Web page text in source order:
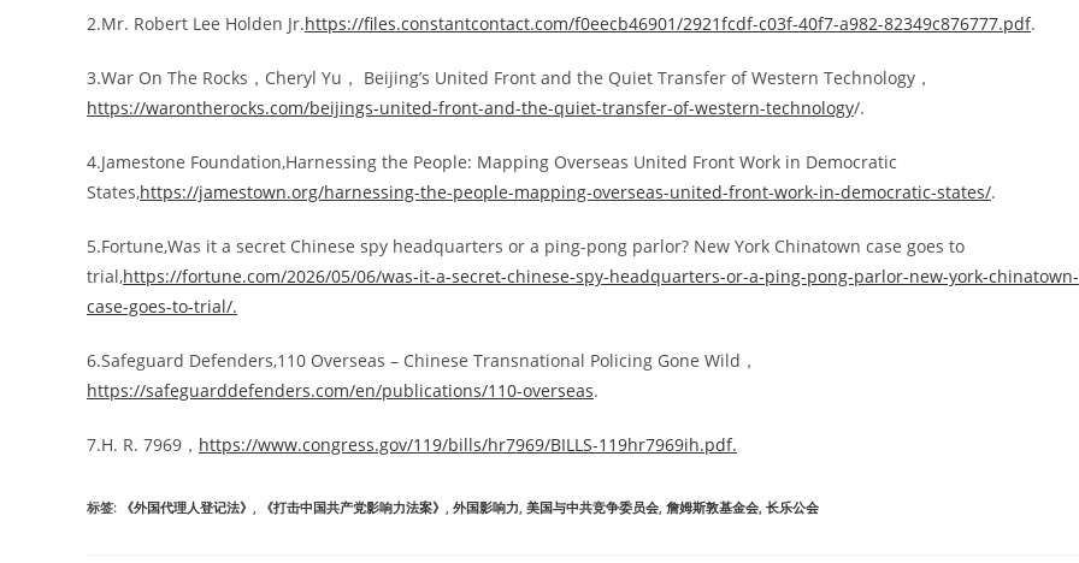
2.Mr. Robert Lee Holden Jr.https://files.constantcontact.com/f0eecb46901/2921fcdf-c03f-40f7-a982-82349c876777.pdf.
3.War On The Rocks，Cheryl Yu， Beijing’s United Front and the Quiet Transfer of Western Technology，
https://warontherocks.com/beijings-united-front-and-the-quiet-transfer-of-western-technology/.
4.Jamestone Foundation,Harnessing the People: Mapping Overseas United Front Work in Democratic
States,https://jamestown.org/harnessing-the-people-mapping-overseas-united-front-work-in-democratic-states/.
5.Fortune,Was it a secret Chinese spy headquarters or a ping-pong parlor? New York Chinatown case goes to
trial,https://fortune.com/2026/05/06/was-it-a-secret-chinese-spy-headquarters-or-a-ping-pong-parlor-new-york-chinatown-
case-goes-to-trial/.
6.Safeguard Defenders,110 Overseas – Chinese Transnational Policing Gone Wild，
https://safeguarddefenders.com/en/publications/110-overseas.
7.H. R. 7969， https://www.congress.gov/119/bills/hr7969/BILLS-119hr7969ih.pdf.
标签: 《外国代理人登记法》 《打击中国共产党影响力法案》 外国影响力 美国与中共竞争委员会 詹姆斯敦基金会 长乐公会